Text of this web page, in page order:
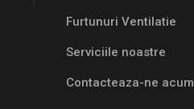
Furtunuri Ventilatie
Serviciile noastre
Contacteaza-ne acum